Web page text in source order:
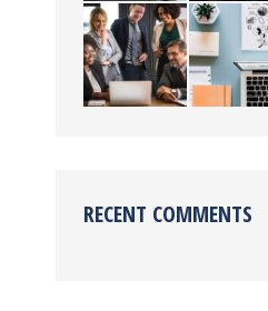
RECENT COMMENTS